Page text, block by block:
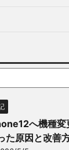
へ機種変
た原因と改善